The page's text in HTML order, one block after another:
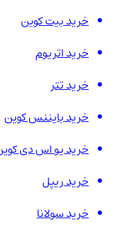
خرید بیت کوین
خرید اتریوم
خرید تتر
خرید بایننس کوین
خرید یو اس دی کوین
خرید ریپل
خرید سولانا